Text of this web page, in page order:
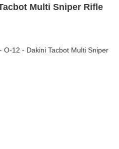
Multi Sniper Rifle